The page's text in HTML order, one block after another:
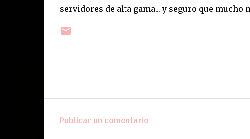
servidores de alta gama... y seguro que mucho
Publicar un comentario